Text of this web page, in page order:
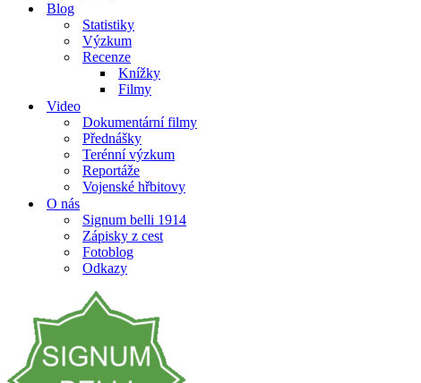
Blog
Statistiky
Výzkum
Recenze
Knížky
Filmy
Video
Dokumentární filmy
Přednášky
Terénní výzkum
Reportáže
Vojenské hřbitovy
O nás
Signum belli 1914
Zápisky z cest
Fotoblog
Odkazy